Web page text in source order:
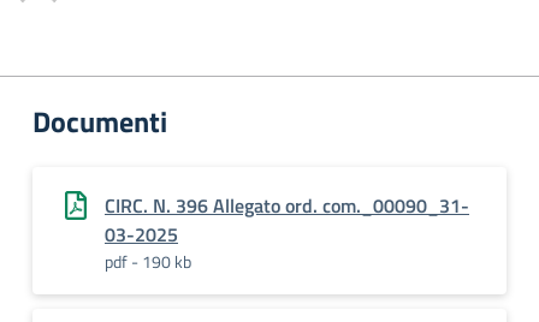
Documenti
CIRC. N. 396 Allegato ord. com._00090_31-
03-2025
pdf - 190 kb